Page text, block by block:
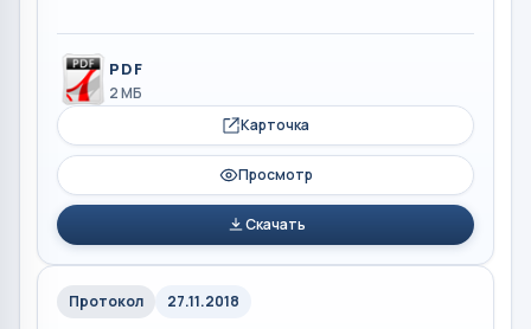
PDF
2 МБ
Карточка
Просмотр
Скачать
Протокол 27.11.2018